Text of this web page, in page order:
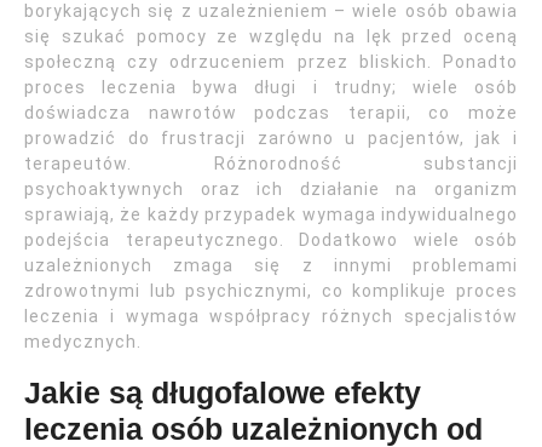
borykających się z uzależnieniem – wiele osób obawia
się szukać pomocy ze względu na lęk przed oceną
społeczną czy odrzuceniem przez bliskich. Ponadto
proces leczenia bywa długi i trudny; wiele osób
doświadcza nawrotów podczas terapii, co może
prowadzić do frustracji zarówno u pacjentów, jak i
terapeutów. Różnorodność substancji
psychoaktywnych oraz ich działanie na organizm
sprawiają, że każdy przypadek wymaga indywidualnego
podejścia terapeutycznego. Dodatkowo wiele osób
uzależnionych zmaga się z innymi problemami
zdrowotnymi lub psychicznymi, co komplikuje proces
leczenia i wymaga współpracy różnych specjalistów
medycznych.
Jakie są długofalowe efekty
leczenia osób uzależnionych od